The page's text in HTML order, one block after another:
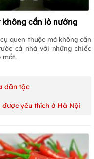
cần lò nướng
quen thuộc mà không cần
cả nhà với những chiếc
mắt.
dân tộc
yêu thích ở Hà Nội